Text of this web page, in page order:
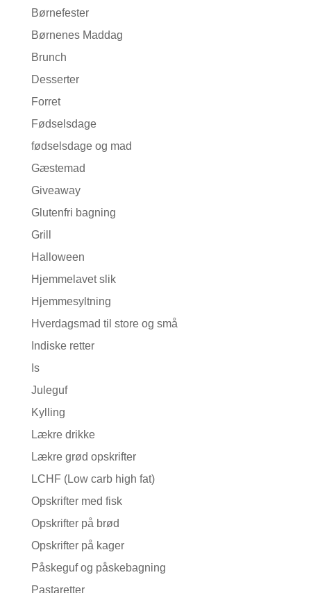
Børnefester
Børnenes Maddag
Brunch
Desserter
Forret
Fødselsdage
fødselsdage og mad
Gæstemad
Giveaway
Glutenfri bagning
Grill
Halloween
Hjemmelavet slik
Hjemmesyltning
Hverdagsmad til store og små
Indiske retter
Is
Juleguf
Kylling
Lækre drikke
Lækre grød opskrifter
LCHF (Low carb high fat)
Opskrifter med fisk
Opskrifter på brød
Opskrifter på kager
Påskeguf og påskebagning
Pastaretter